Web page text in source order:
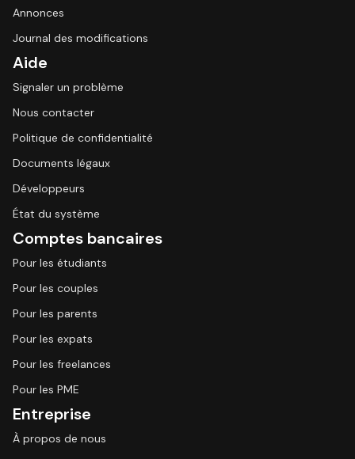
Annonces
Journal des modifications
Aide
Signaler un problème
Nous contacter
Politique de confidentialité
Documents légaux
Développeurs
État du système
Comptes bancaires
Pour les étudiants
Pour les couples
Pour les parents
Pour les expats
Pour les freelances
Pour les PME
Entreprise
À propos de nous